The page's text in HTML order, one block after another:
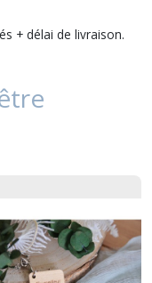
+ délai de livraison.